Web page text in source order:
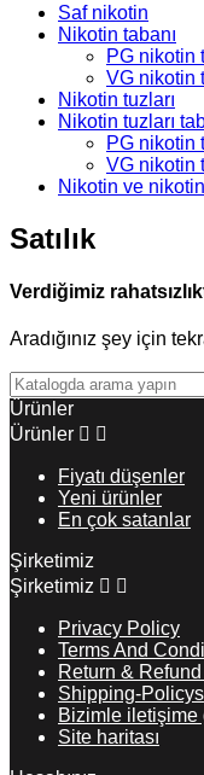
Saf nikotin
Nikotin tabanı
PG nikotin
VG nikotin
Nikotin tuzları
Nikotin tuzları
PG nikotin
VG nikotin
Nikotin ve
Satılık
Verdiğimiz
Aradığınız şey için
Ürünler
Ürünler  
Fiyatı düşenler
Yeni ürünler
En çok satanlar
Şirketimiz
Şirketimiz  
Privacy Policy
Terms And
Return &
Shipping-Policys
Bizimle iletişime
Site haritası